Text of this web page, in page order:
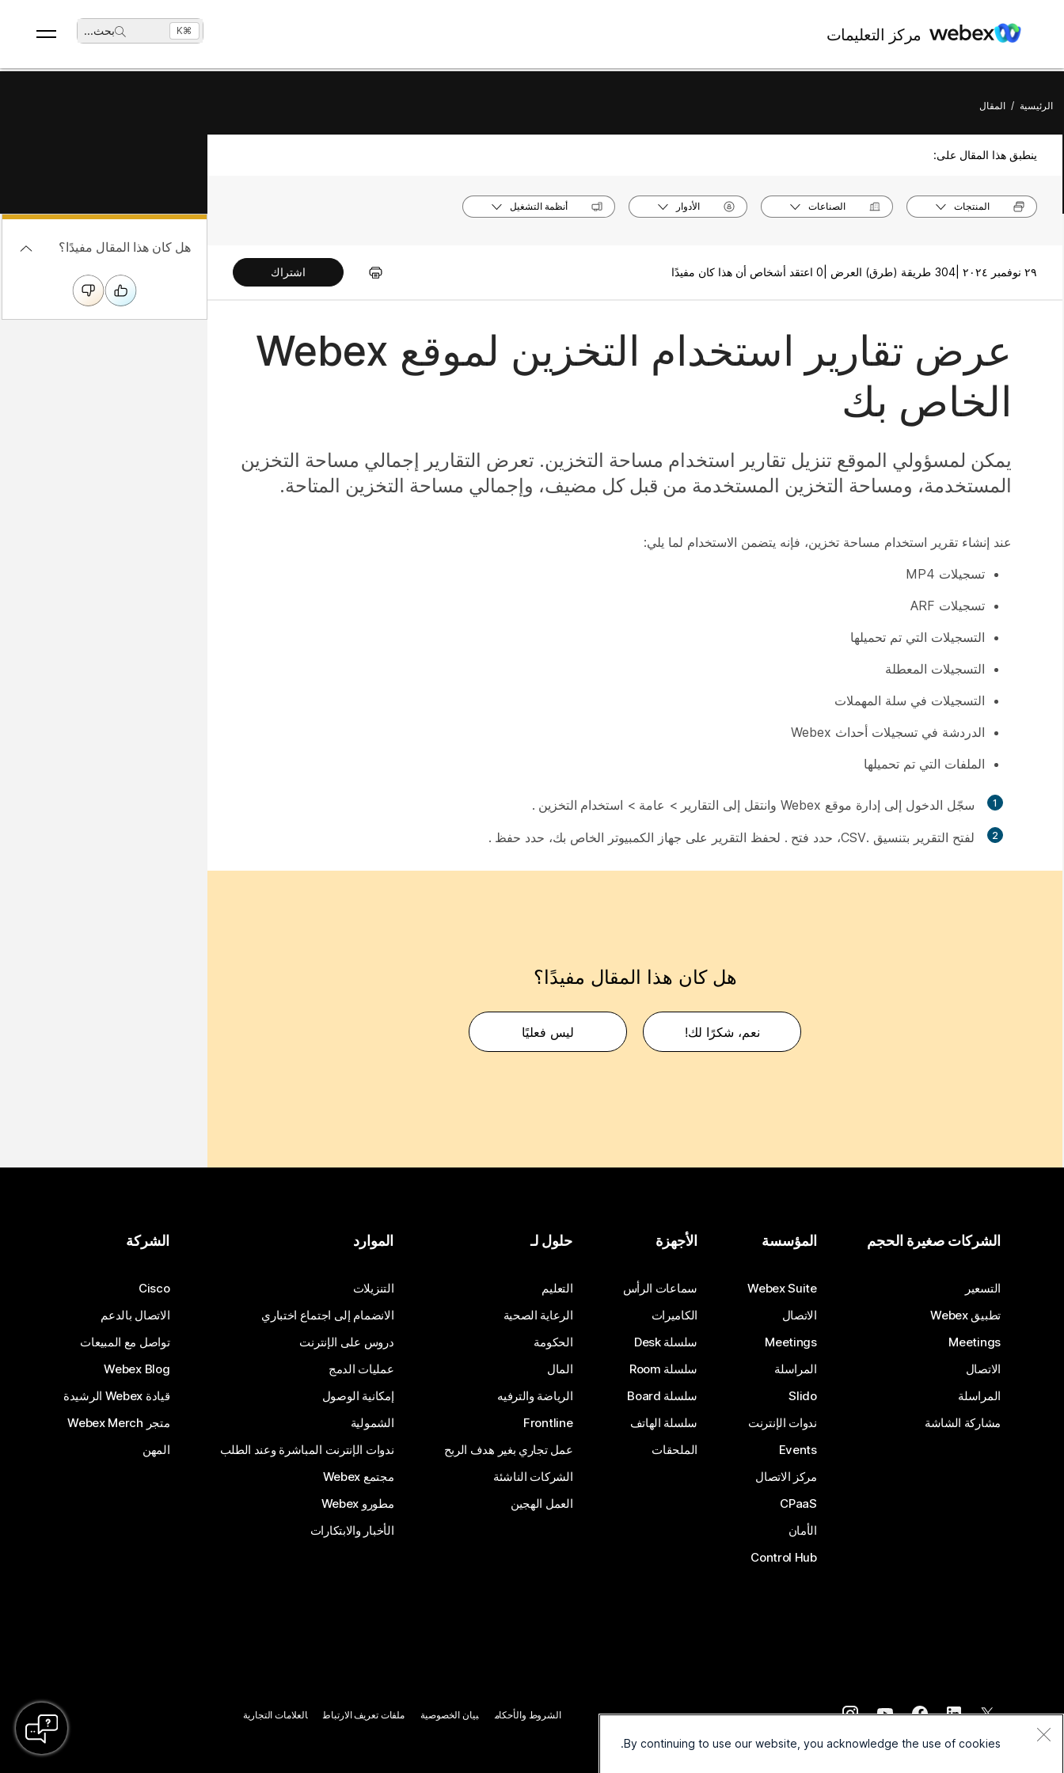
مركز التعليمات بحث... ⌘K
الرئيسية / المقال
ينطبق هذا المقال على:
المنتجات الصناعات الأدوار أنظمة التشغيل
٢٩ نوفمبر ٢٠٢٤ | 304 طريقة (طرق) العرض | 0 اعتقد أشخاص أن هذا كان مفيدًا اشتراك
عرض تقارير استخدام التخزين لموقع Webex
الخاص بك
يمكن لمسؤولي الموقع تنزيل تقارير استخدام مساحة التخزين. تعرض التقارير إجمالي مساحة التخزين
المستخدمة، ومساحة التخزين المستخدمة من قبل كل مضيف، وإجمالي مساحة التخزين المتاحة.
عند إنشاء تقرير استخدام مساحة تخزين، فإنه يتضمن الاستخدام لما يلي:
تسجيلات MP4
تسجيلات ARF
التسجيلات التي تم تحميلها
التسجيلات المعطلة
التسجيلات في سلة المهملات
الدردشة في تسجيلات أحداث Webex
الملفات التي تم تحميلها
1 سجّل الدخول إلى إدارة موقع Webex وانتقل إلى التقارير > عامة > استخدام التخزين .
2 لفتح التقرير بتنسيق .CSV، حدد فتح . لحفظ التقرير على جهاز الكمبيوتر الخاص بك، حدد حفظ .
هل كان هذا المقال مفيدًا؟
نعم، شكرًا لك! ليس فعليًا
هل كان هذا المقال مفيدًا؟
الشركات صغيرة الحجم
التسعير
تطبيق Webex
Meetings
الاتصال
المراسلة
مشاركة الشاشة
المؤسسة
Webex Suite
الاتصال
Meetings
المراسلة
Slido
ندوات الإنترنت
Events
مركز الاتصال
CPaaS
الأمان
Control Hub
الأجهزة
سماعات الرأس
الكاميرات
سلسلة Desk
سلسلة Room
سلسلة Board
سلسلة الهاتف
الملحقات
حلول لـ
التعليم
الرعاية الصحية
الحكومة
المال
الرياضة والترفيه
Frontline
عمل تجاري بغير هدف الربح
الشركات الناشئة
العمل الهجين
الموارد
التنزيلات
الانضمام إلى اجتماع اختباري
دروس على الإنترنت
عمليات الدمج
إمكانية الوصول
الشمولية
ندوات الإنترنت المباشرة وعند الطلب
مجتمع Webex
مطورو Webex
الأخبار والابتكارات
الشركة
Cisco
الاتصال بالدعم
تواصل مع المبيعات
Webex Blog
قيادة Webex الرشيدة
متجر Webex Merch
المهن
2026Cisco و/أو الشركات التابعة لها. جميع الحقوق محفوظة.
الشروط والأحكام بيان الخصوصية ملفات تعريف الارتباط العلامات التجارية
By continuing to use our website, you acknowledge the use of cookies.